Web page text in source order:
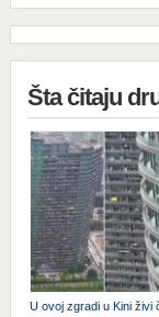
Šta čitaju
U ovoj zgradi u Kini živi